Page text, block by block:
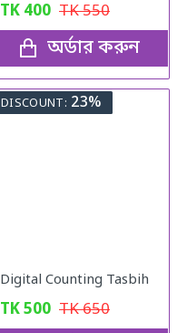
TK 400 TK550
অর্ডার করুন
DISCOUNT: 23%
Digital Counting Tasbih
TK500 TK650